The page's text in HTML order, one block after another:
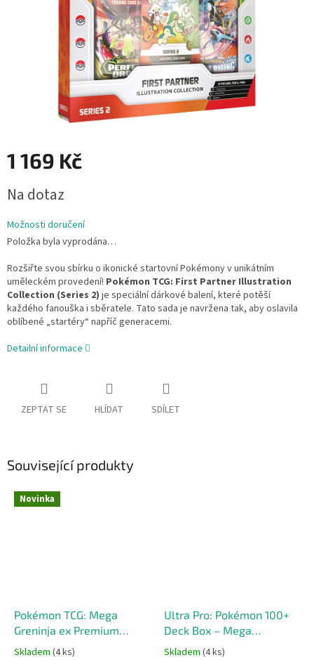
1 169 Kč
cena:
Na dotaz
Možnosti doručení
Položka byla vyprodána…
Rozšiřte svou sbírku o ikonické startovní Pokémony v unikátním
uměleckém provedení! Pokémon TCG: First Partner Illustration
Collection (Series 2) je speciální dárkové balení, které potěší
každého fanouška i sběratele. Tato sada je navržena tak, aby oslavila
oblíbené „startéry“ napříč generacemi.
Detailní informace
ZEPTAT SE HLÍDAT SDÍLET
Související produkty
Novinka
Pokémon TCG: Mega
Greninja ex Premium
Collection
Skladem (4 ks)
Ultra Pro: Pokémon 100+
Deck Box – Mega
Charizard Y
Skladem (4 ks)